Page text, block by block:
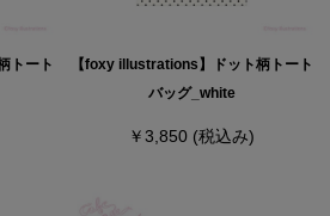
トート
【foxy illustrations】ドット柄トート
バッグ_white
￥3,850 (税込み)